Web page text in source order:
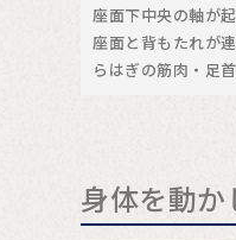
座面下中央の軸が
座面と背もたれが
らはぎの筋肉・足
身体を動